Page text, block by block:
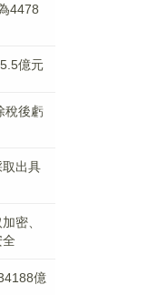
4478
億元
稅後虧
出具
密、
億